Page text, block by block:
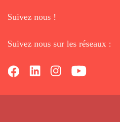
Suivez nous !
Suivez nous sur les réseaux :